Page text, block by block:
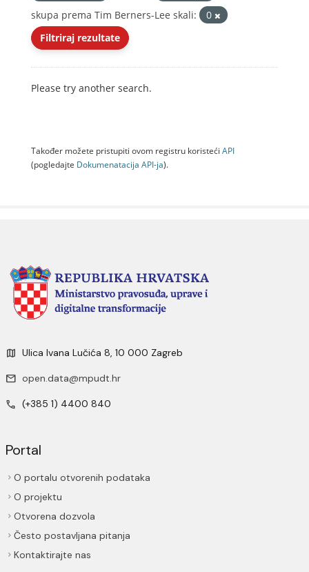
skupa prema Tim Berners-Lee skali:
0
Filtriraj rezultate
Please try another search.
Također možete pristupiti ovom registru koristeći API
(pogledajte Dokumenаtаcijа API-jа).